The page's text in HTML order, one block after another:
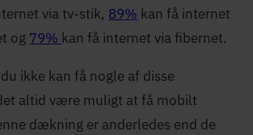
via tv-stik, 89% kan få internet
og 79% kan få internet via fibernet.
ikke kan få nogle af disse
altid være muligt at få mobilt
dækning er anderledes end de